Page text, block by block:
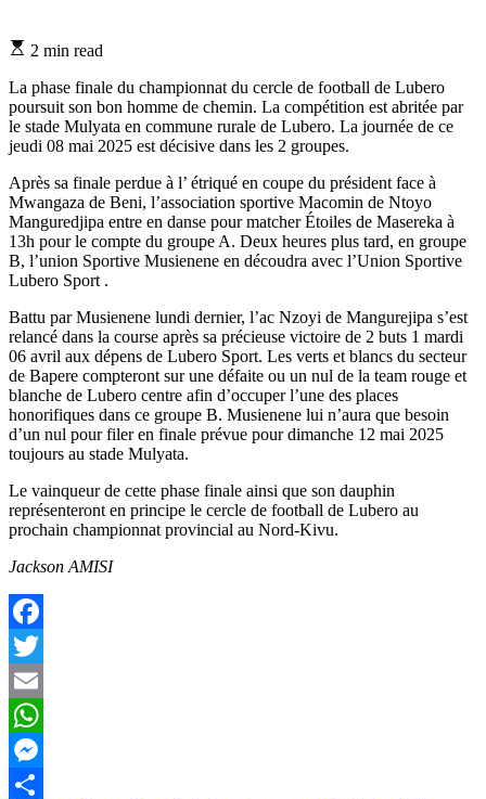
Estimated
time
2 min read
La phase finale du championnat du cercle de football de Lubero
poursuit son bon homme de chemin. La compétition est abritée par
le stade Mulyata en commune rurale de Lubero. La journée de ce
jeudi 08 mai 2025 est décisive dans les 2 groupes.
Après sa finale perdue à l’ étriqué en coupe du président face à
Mwangaza de Beni, l’association sportive Macomin de Ntoyo
Manguredjipa entre en danse pour matcher Étoiles de Masereka à
13h pour le compte du groupe A. Deux heures plus tard, en groupe
B, l’union Sportive Musienene en découdra avec l’Union Sportive
Lubero Sport .
Battu par Musienene lundi dernier, l’ac Nzoyi de Mangurejipa s’est
relancé dans la course après sa précieuse victoire de 2 buts 1 mardi
06 avril aux dépens de Lubero Sport. Les verts et blancs du secteur
de Bapere compteront sur une défaite ou un nul de la team rouge et
blanche de Lubero centre afin d’occuper l’une des places
honorifiques dans ce groupe B. Musienene lui n’aura que besoin
d’un nul pour filer en finale prévue pour dimanche 12 mai 2025
toujours au stade Mulyata.
Le vainqueur de cette phase finale ainsi que son dauphin
représenteront en principe le cercle de football de Lubero au
prochain championnat provincial au Nord-Kivu.
Jackson AMISI
Facebook
Twitter
Email
WhatsApp
Messenger